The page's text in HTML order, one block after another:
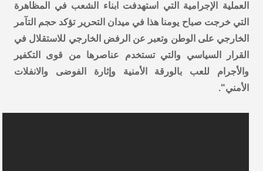
العملية الإجرامية التي استهدفت ابناء الشعب في المظاهرة
التي خرجت صباح يومنا هذا في ميدان التحرير تؤكد حجم التآمر
الخارجي على الوطن وتعبر عن الرفض الخارجي للاستقلال في
القرار السياسي والتي تستخدم عناصرها من قوى التكفير
والأجرام للعب بالورقة الأمنية وإثارة الفوضى والانفلات
الأمني".